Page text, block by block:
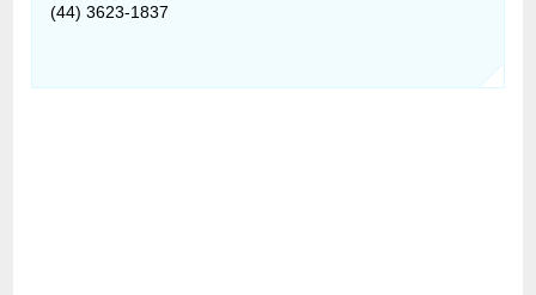
(44) 3623-1837